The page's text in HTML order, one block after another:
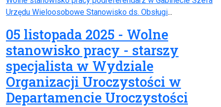
Urzędu Wieloosobowe Stanowisko ds. Obsługi...
05 listopada 2025 - Wolne
stanowisko pracy - starszy
specjalista w Wydziale
Organizacji Uroczystości w
Departamencie Uroczystości